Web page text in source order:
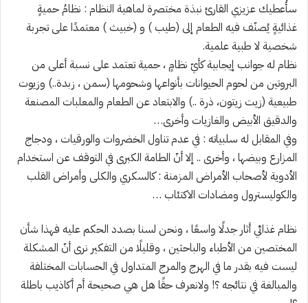
سأُعطيك عزيزي القارئ نبذة مختصرة لماهية النظام : نظامُ حميةٍ
غذائيةٍ يُصنّف فيه الطعام إلى (طيب ) و (خبيث ) معتمدًا على تجربة
شخصية لا طبية علمية.
نظام له جوانب إيجابية كأيّ نظامٍ ، حمية تعتمد على نسبة أعلى من
البروتين من لحوم الحيوانات بأنواعها وشحومها (سمن ، زبدة..) وزيوت
طبيعية (زيت زيتون، ذرة ..) والابتعاد عن الطعام والمعلبات المصنعة
والدقيق الأبيض والغازيات وأخرى…
وفي المقابل له سلبياته : في عدم تناول الخضروات والورقيات ، ودجاج
المزارع وبيضها ، وأخرى .. إلا أنّ الطامة الكبرى في التوقف عن استخدام
الأدوية لأصحاب الأمراض المزمنة : كالسكري والكلى وأمراض القلب
والكوليسترول ومضادات الاكتئاب …
نظام غذائي أثار جدلًا واسعًا ، ونحن لسنا بصدد الحكم عليه فهذا شأن
المختصين من الأطباء والباحثين ، وقليلًا من التفكير نرى أنّ المشكلة
ليست فيه بقدر ما في الهرج والمرج المتداول في الحسابات المختلفة
والمبالغة في نتائجه ؟! ولانعرف حقًا هل هي صحيحة أم أكاذيب باطلة